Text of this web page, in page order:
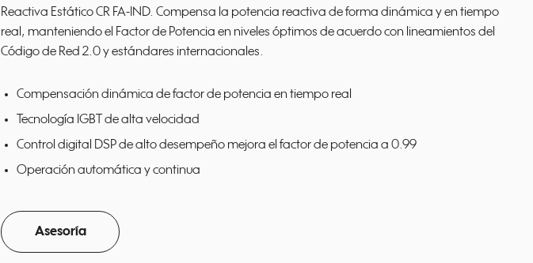
Reactiva Estático CR FA-IND. Compensa la potencia reactiva de forma dinámica y en tiempo
real, manteniendo el Factor de Potencia en niveles óptimos de acuerdo con lineamientos del
Código de Red 2.0 y estándares internacionales.
Compensación dinámica de factor de potencia en tiempo real
Tecnología IGBT de alta velocidad
Control digital DSP de alto desempeño mejora el factor de potencia a 0.99
Operación automática y continua
Asesoría